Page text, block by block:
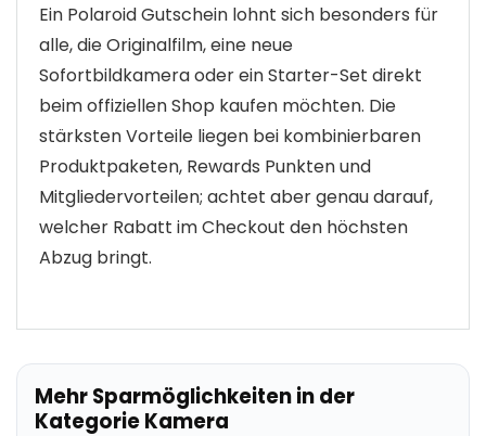
Ein Polaroid Gutschein lohnt sich besonders für
alle, die Originalfilm, eine neue
Sofortbildkamera oder ein Starter-Set direkt
beim offiziellen Shop kaufen möchten. Die
stärksten Vorteile liegen bei kombinierbaren
Produktpaketen, Rewards Punkten und
Mitgliedervorteilen; achtet aber genau darauf,
welcher Rabatt im Checkout den höchsten
Abzug bringt.
Mehr Sparmöglichkeiten in der
Kategorie Kamera